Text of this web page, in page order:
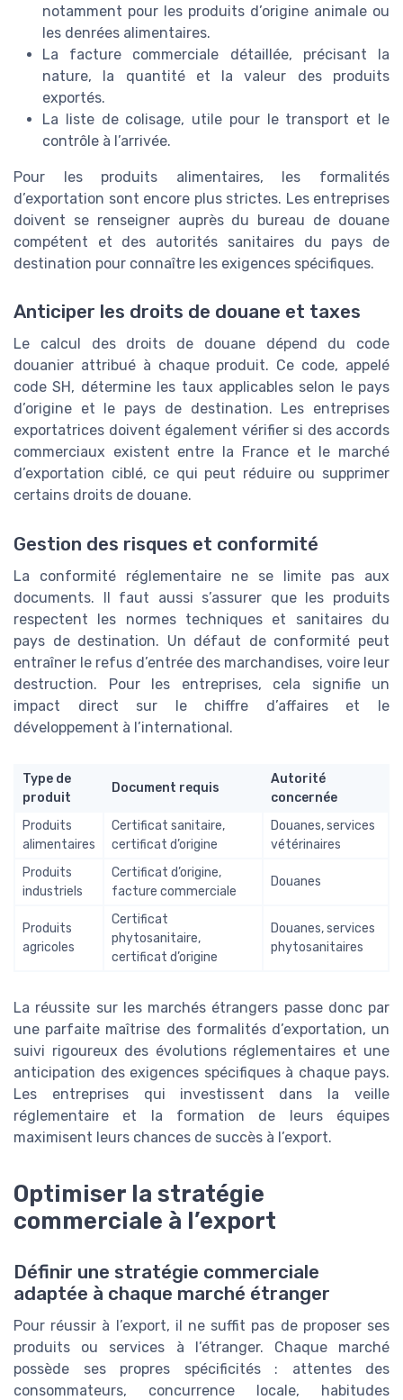
notamment pour les produits d’origine animale ou
les denrées alimentaires.
La facture commerciale détaillée, précisant la
nature, la quantité et la valeur des produits
exportés.
La liste de colisage, utile pour le transport et le
contrôle à l’arrivée.
Pour les produits alimentaires, les formalités
d’exportation sont encore plus strictes. Les entreprises
doivent se renseigner auprès du bureau de douane
compétent et des autorités sanitaires du pays de
destination pour connaître les exigences spécifiques.
Anticiper les droits de douane et taxes
Le calcul des droits de douane dépend du code
douanier attribué à chaque produit. Ce code, appelé
code SH, détermine les taux applicables selon le pays
d’origine et le pays de destination. Les entreprises
exportatrices doivent également vérifier si des accords
commerciaux existent entre la France et le marché
d’exportation ciblé, ce qui peut réduire ou supprimer
certains droits de douane.
Gestion des risques et conformité
La conformité réglementaire ne se limite pas aux
documents. Il faut aussi s’assurer que les produits
respectent les normes techniques et sanitaires du
pays de destination. Un défaut de conformité peut
entraîner le refus d’entrée des marchandises, voire leur
destruction. Pour les entreprises, cela signifie un
impact direct sur le chiffre d’affaires et le
développement à l’international.
Type de
produit
Document requis
Autorité
concernée
Produits
alimentaires
Certificat sanitaire,
certificat d’origine
Douanes, services
vétérinaires
Produits
industriels
Certificat d’origine,
facture commerciale
Douanes
Produits
agricoles
Certificat
phytosanitaire,
certificat d’origine
Douanes, services
phytosanitaires
La réussite sur les marchés étrangers passe donc par
une parfaite maîtrise des formalités d’exportation, un
suivi rigoureux des évolutions réglementaires et une
anticipation des exigences spécifiques à chaque pays.
Les entreprises qui investissent dans la veille
réglementaire et la formation de leurs équipes
maximisent leurs chances de succès à l’export.
Optimiser la stratégie
commerciale à l’export
Définir une stratégie commerciale
adaptée à chaque marché étranger
Pour réussir à l’export, il ne suffit pas de proposer ses
produits ou services à l’étranger. Chaque marché
possède ses propres spécificités : attentes des
consommateurs, concurrence locale, habitudes